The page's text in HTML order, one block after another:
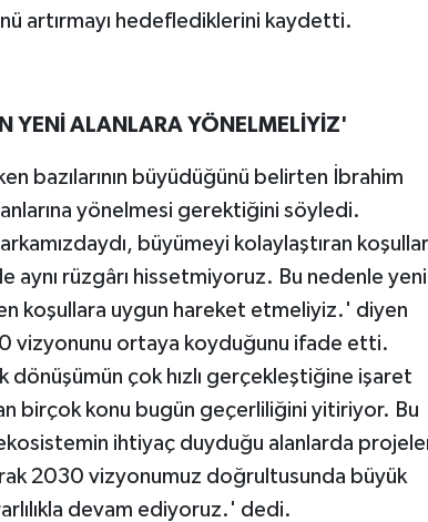
artırmayı hedeflediklerini kaydetti.
YENİ ALANLARA YÖNELMELİYİZ'
bazılarının büyüdüğünü belirten İbrahim
yönelmesi gerektiğini söyledi.
büyümeyi kolaylaştıran koşullar
aynı rüzgârı hissetmiyoruz. Bu nedenle yeni
koşullara uygun hareket etmeliyiz.' diyen
vizyonunu ortaya koyduğunu ifade etti.
çok hızlı gerçekleştiğine işaret
birçok konu bugün geçerliliğini yitiriyor. Bu
ihtiyaç duyduğu alanlarda
2030 vizyonumuz doğrultusunda büyük
devam ediyoruz.' dedi.